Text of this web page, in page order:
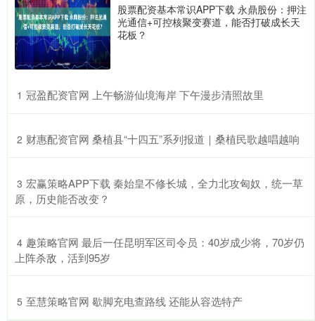
股票配资基本常识APP下载 永鼎股份：押注
光通信+可控核聚变赛道，能否打破成长天
花板？
1 ​冠盈配资官网 上午畅游仙境海岸 下午漫步清照故里
2 ​财惠配资官网 桑植县“十四五”系列报道｜桑植民歌越唱越响
3 ​宏赢策略APP下载 秦始皇不修长城，全力北攻匈奴，统一草
原，历史能否改变？
4 ​趣策略官网 最后一任昆明军区司令员：40岁成少将，70岁仍
上阵杀敌，活到95岁
5 ​至慧策略官网 歇脚充电查路线 还能从容选特产